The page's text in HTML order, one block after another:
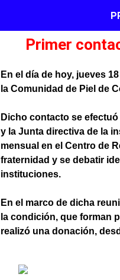
Primer
En el día de hoy, jueves
la Comunidad de Piel de
Dicho contacto se
y la Junta directiva de la
mensual en el Centro de
fraternidad y se debatir
instituciones.
En el marco de dicha
la condición, que forman
realizó una donación,